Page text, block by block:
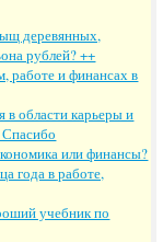
деревянных,
рублей? ++
работе и финансах в
области карьеры и
или финансы?
года в работе,
учебник по